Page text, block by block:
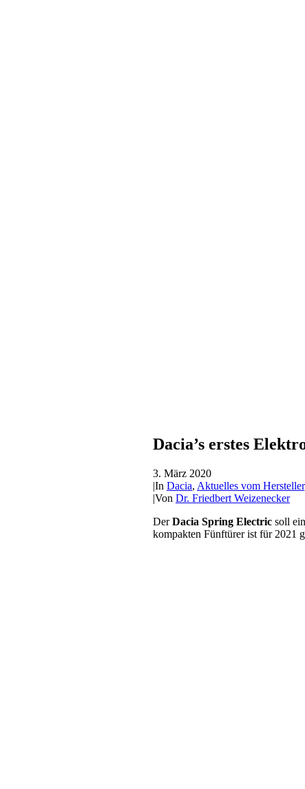
Dacia’s erstes
3. März 2020
|In Dacia, Aktuelles vom Hersteller
|Von Dr. Friedbert Weizenecker
DerDacia Spring Electric soll
kompakten Fünftürer ist für 2021